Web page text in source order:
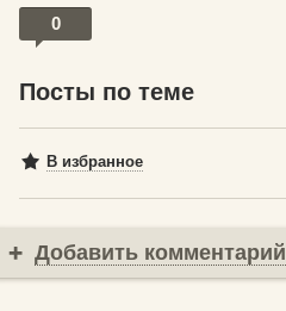
0
Посты по теме
В избранное
Добавить комментарий